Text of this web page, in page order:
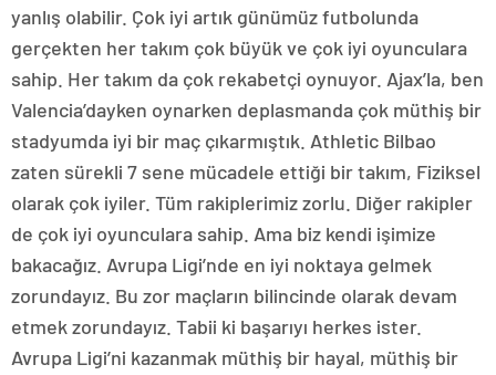
yanlış olabilir. Çok iyi artık günümüz futbolunda
gerçekten her takım çok büyük ve çok iyi oyunculara
sahip. Her takım da çok rekabetçi oynuyor. Ajax’la, ben
Valencia’dayken oynarken deplasmanda çok müthiş bir
stadyumda iyi bir maç çıkarmıştık. Athletic Bilbao
zaten sürekli 7 sene mücadele ettiği bir takım, Fiziksel
olarak çok iyiler. Tüm rakiplerimiz zorlu. Diğer rakipler
de çok iyi oyunculara sahip. Ama biz kendi işimize
bakacağız. Avrupa Ligi’nde en iyi noktaya gelmek
zorundayız. Bu zor maçların bilincinde olarak devam
etmek zorundayız. Tabii ki başarıyı herkes ister.
Avrupa Ligi’ni kazanmak müthiş bir hayal, müthiş bir